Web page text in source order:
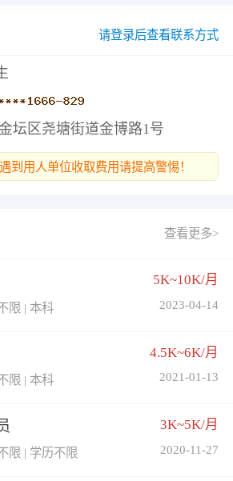
请登录后查看联系方式
坛区尧塘街道金博路1号
到用人单位收取费用请提高警惕！
查看更多>
5K~10K/月
限 | 本科 2023-04-14
4.5K~6K/月
限 | 本科 2021-01-13
3K~5K/月
限 | 学历不限 2020-11-27